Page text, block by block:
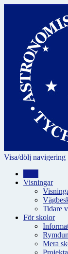
Visa/dölj navigering
Visningar
Tidare
För skolor
Mera